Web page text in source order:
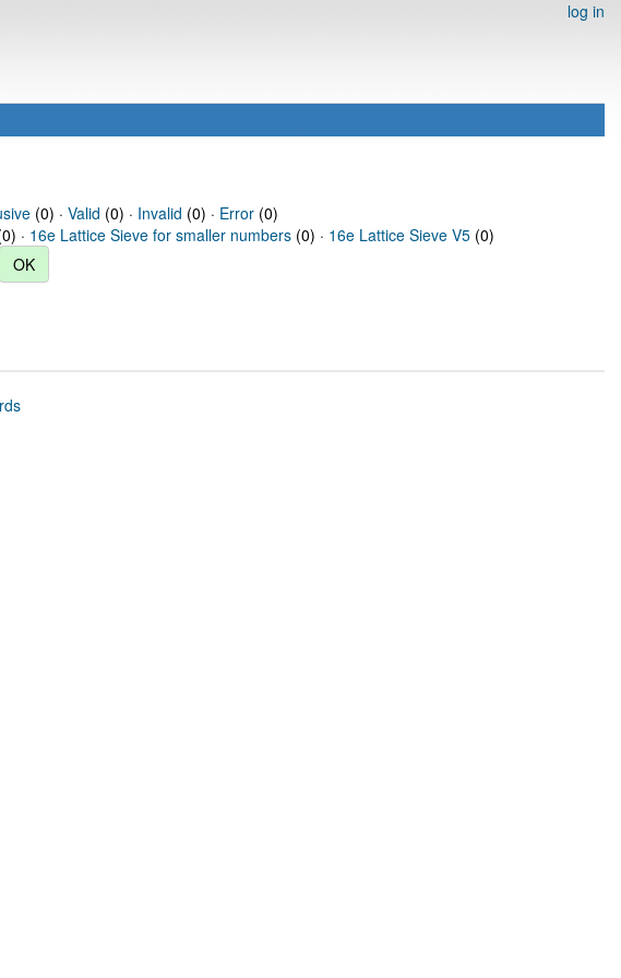
log in
(0) · Valid (0) · Invalid (0) · Error(0)
· 16e Lattice Sieve for smaller numbers (0) · 16e Lattice Sieve V5 (0)